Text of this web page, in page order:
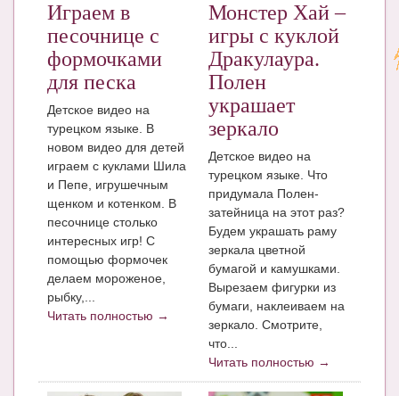
Энциклопедия беременных
Мамина энциклопедия
СЕРВИСЫ И ПРИЛОЖЕНИЯ
Сервис. Оценка роста и веса ребенка
Приложения для Android
Полезные ссылки
Опросы
НОВОСТИ ЛОПОТУНА
Блог Администратора
О проекте
Играем в
песочнице с
формочками
для песка
Детское видео на
турецком языке. В
новом видео для детей
играем с куклами Шила
и Пепе, игрушечным
щенком и котенком. В
песочнице столько
интересных игр! С
помощью формочек
делаем мороженое,
рыбку,...
Читать полностью →
Монстер Хай –
игры с куклой
Дракулаура.
Полен
украшает
зеркало
Детское видео на
турецком языке. Что
придумала Полен-
затейница на этот раз?
Будем украшать раму
зеркала цветной
бумагой и камушками.
Вырезаем фигурки из
бумаги, наклеиваем на
зеркало. Смотрите,
что...
Читать полностью →